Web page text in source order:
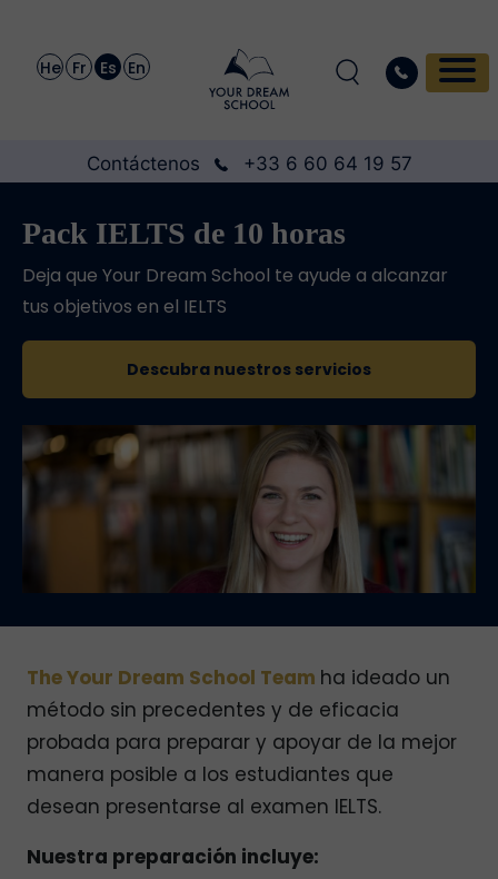
He Fr Es En
Contáctenos +33 6 60 64 19 57
Pack IELTS de 10 horas
Deja que Your Dream School te ayude a alcanzar
tus objetivos en el IELTS
Descubra nuestros servicios
The Your Dream School Team ha ideado un
método sin precedentes y de eficacia
probada para preparar y apoyar de la mejor
manera posible a los estudiantes que
desean presentarse al examen IELTS.
Nuestra preparación incluye: